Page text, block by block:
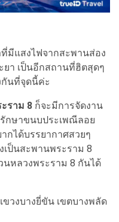
มีแสงไฟจากสะพานส่อง
ยา เป็นอีกสถานที่ฮิตสุดๆ
นที่จุดนี้ค่ะ
ราม 8 ก็จะมีการจัดงาน
รักษาขนบประเพณีลอย
กได้บรรยากาศสวยๆ
ป็นสะพานพระราม 8
หลวงพระราม 8 กันได้
วงบางยี่ขัน เขตบางพลัด